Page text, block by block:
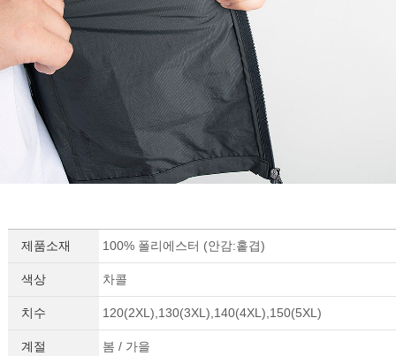
제품소재 100% 폴리에스터 (안감:홑겹)
색상 차콜
치수 120(2XL),130(3XL),140(4XL),150(5XL)
계절 봄 / 가을